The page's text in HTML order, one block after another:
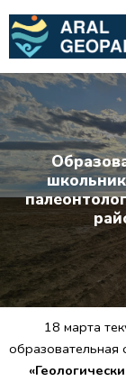
содержимому
18 марта
образовательная